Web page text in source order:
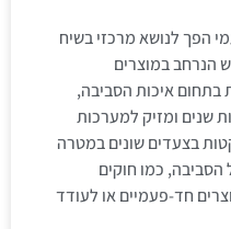
הפך לנושא מרכזי בשיח
הנרחב במוצרים
בתחום איכות הסביבה,
ומזיק למערכות
בצעדים שונים במטרה
כמו חוקים
חד-פעמיים או לעודד